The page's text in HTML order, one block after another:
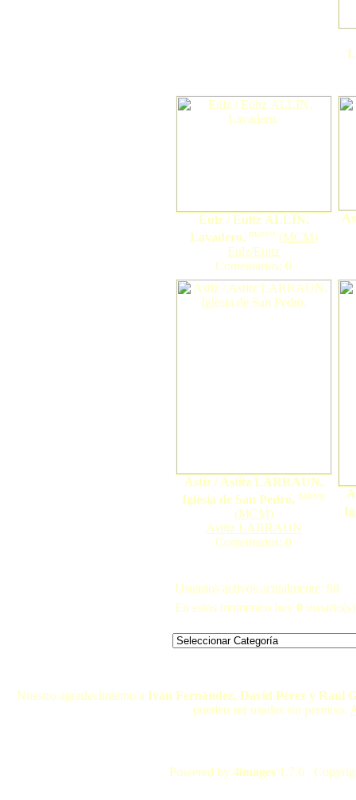
Eulz / Eultz ALLÍN.
Lavadero. nuevo (MCM)
Eulz/Eultz
Comentarios: 0
Astiz / Astitz LARRAUN.
Iglesia de San Pedro. nuevo
(MCM)
Astitz LARRAUN
Comentarios: 0
Usuarios activos actualmente: 88
En estos momentos hay 0
Nuestro agradecimiento a Iván Fernández, David Pérez y Raúl
pueden ser usadas sin permiso.
Powered by 4images 1.7.6